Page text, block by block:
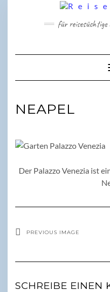
für
NEAPEL
Der Palazzo Venezia ist
PREVIOUS IMAGE
SCHREIBE EINEN